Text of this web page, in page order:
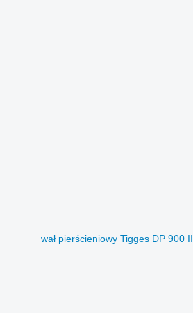
wał pierścieniowy Tigges DP 900 II